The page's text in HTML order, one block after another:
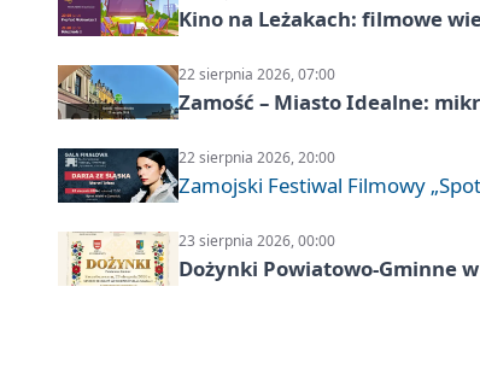
Kino na Leżakach: filmowe
22 sierpnia 2026, 07:00
Zamość – Miasto Idealne:
22 sierpnia 2026, 20:00
Zamojski Festiwal Filmowy
23 sierpnia 2026, 00:00
Dożynki Powiatowo-Gminne